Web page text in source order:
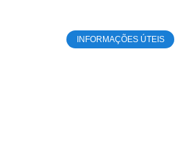
INFORMAÇÕES ÚTEIS